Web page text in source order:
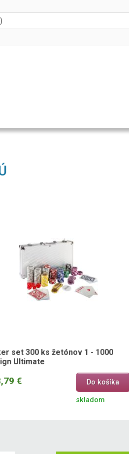
set 300 ks žetónov 1 - 1000
Ultimate
€ Do košíka
skladom